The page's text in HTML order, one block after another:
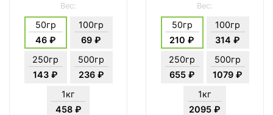
Вес:
50гр
46 ₽
100гр
69 ₽
250гр
143 ₽
500гр
236 ₽
1кг
458 ₽
Вес:
50гр
210 ₽
100гр
314 ₽
250гр
655 ₽
500гр
1079 ₽
1кг
2095 ₽